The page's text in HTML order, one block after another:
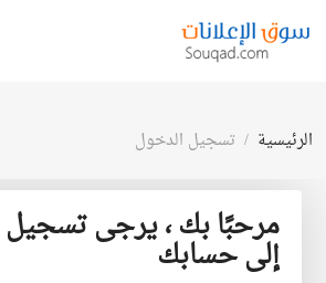
الرئيسية تسجيل الدخول
مرحبًا بك ، يرجى
إلى حسابك